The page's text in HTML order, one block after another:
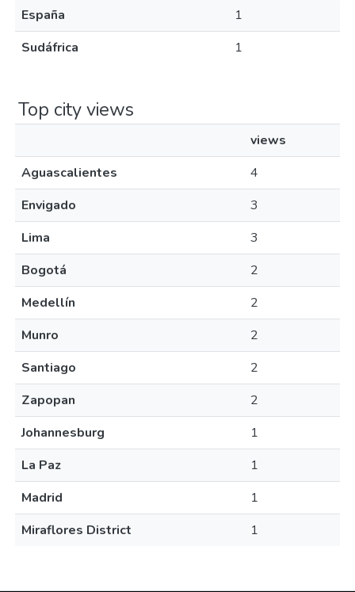
España
1
Sudáfrica
1
Top city views
views
Aguascalientes
4
Envigado
3
Lima
3
Bogotá
2
Medellín
2
Munro
2
Santiago
2
Zapopan
2
Johannesburg
1
La Paz
1
Madrid
1
Miraflores District
1